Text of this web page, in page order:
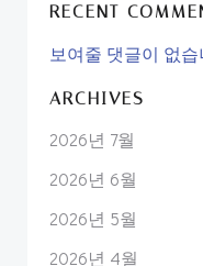
RECENT
보여줄 댓글이 없습
ARCHIVES
2026년 7월
2026년 6월
2026년 5월
2026년 4월